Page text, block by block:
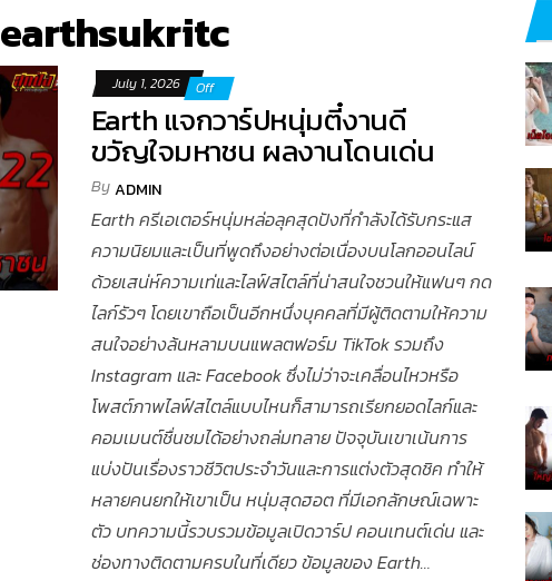
earthsukritc
July 1, 2026 Off
Earth แจกวาร์ปหนุ่มตี๋งานดี
ขวัญใจมหาชน ผลงานโดนเด่น
ByADMIN
Earth ครีเอเตอร์หนุ่มหล่อลุคสุดปังที่กำลังได้รับกระแส
ความนิยมและเป็นที่พูดถึงอย่างต่อเนื่องบนโลกออนไลน์
ด้วยเสน่ห์ความเท่และไลฟ์สไตล์ที่น่าสนใจชวนให้แฟนๆ กด
ไลก์รัวๆ โดยเขาถือเป็นอีกหนึ่งบุคคลที่มีผู้ติดตามให้ความ
สนใจอย่างล้นหลามบนแพลตฟอร์ม TikTok รวมถึง
Instagram และ Facebook ซึ่งไม่ว่าจะเคลื่อนไหวหรือ
โพสต์ภาพไลฟ์สไตล์แบบไหนก็สามารถเรียกยอดไลก์และ
คอมเมนต์ชื่นชมได้อย่างถล่มทลาย ปัจจุบันเขาเน้นการ
แบ่งปันเรื่องราวชีวิตประจำวันและการแต่งตัวสุดชิค ทำให้
หลายคนยกให้เขาเป็น หนุ่มสุดฮอต ที่มีเอกลักษณ์เฉพาะ
ตัว บทความนี้รวบรวมข้อมูลเปิดวาร์ป คอนเทนต์เด่น และ
ช่องทางติดตามครบในที่เดียว ข้อมูลของ Earth…